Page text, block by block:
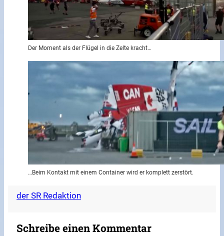
Der Moment als der Flügel in die Zelte kracht…
…Beim Kontakt mit einem Container wird er komplett zerstört.
der SR Redaktion
Schreibe einen Kommentar